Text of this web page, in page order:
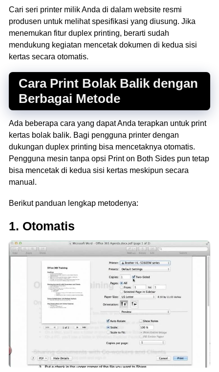
Cari seri printer milik Anda di dalam website resmi
produsen untuk melihat spesifikasi yang diusung. Jika
menemukan fitur duplex printing, berarti sudah
mendukung kegiatan mencetak dokumen di kedua sisi
kertas secara otomatis.
Cara Print Bolak Balik dengan
Berbagai Metode
Ada beberapa cara yang dapat Anda terapkan untuk print
kertas bolak balik. Bagi pengguna printer dengan
dukungan duplex printing bisa mencetaknya otomatis.
Pengguna mesin tanpa opsi Print on Both Sides pun tetap
bisa mencetak di kedua sisi kertas meskipun secara
manual.
Berikut panduan lengkap metodenya:
1. Otomatis